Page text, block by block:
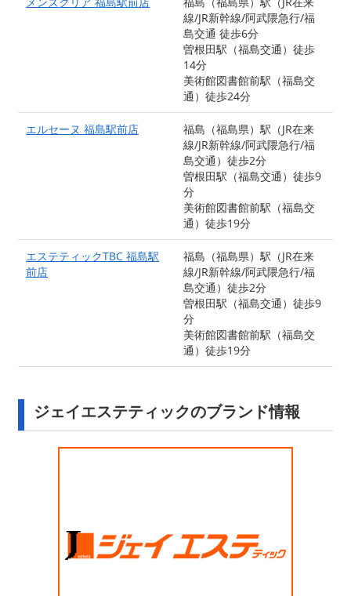
線/JR新幹線/阿武隈急行/福
島交通 徒歩6分
曽根田駅（福島交通）徒歩
14分
美術館図書館前駅（福島交
通）徒歩24分
エルセーヌ 福島駅前店
福島（福島県）駅（JR在来
線/JR新幹線/阿武隈急行/福
島交通）徒歩2分
曽根田駅（福島交通）徒歩9
分
美術館図書館前駅（福島交
通）徒歩19分
エステティックTBC 福島駅
前店
福島（福島県）駅（JR在来
線/JR新幹線/阿武隈急行/福
島交通）徒歩2分
曽根田駅（福島交通）徒歩9
分
美術館図書館前駅（福島交
通）徒歩19分
ジェイエステティックのブランド情報